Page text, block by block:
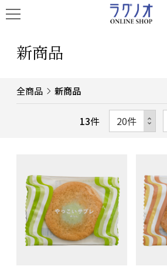
新商品
全商品 新商品
13件